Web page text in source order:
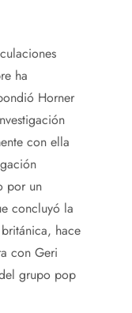
ha
Horner
con ella
por un
concluyó la
hace
con Geri
grupo pop